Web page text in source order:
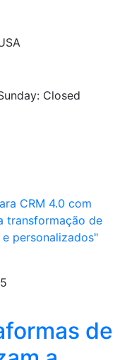
Closed
de